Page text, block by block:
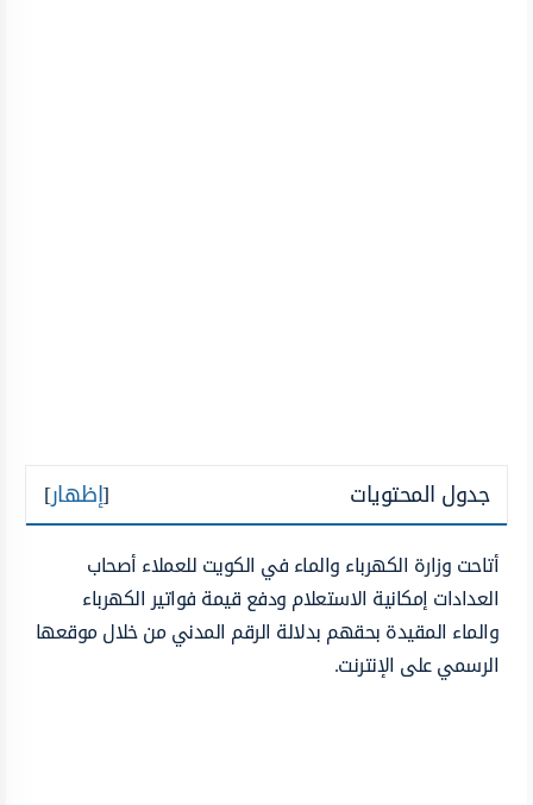
جدول المحتويات [إظهار]
أتاحت وزارة الكهرباء والماء في الكويت للعملاء أصحاب
العدادات إمكانية الاستعلام ودفع قيمة فواتير الكهرباء
والماء المقيدة بحقهم بدلالة الرقم المدني من خلال موقعها
الرسمي على الإنترنت.